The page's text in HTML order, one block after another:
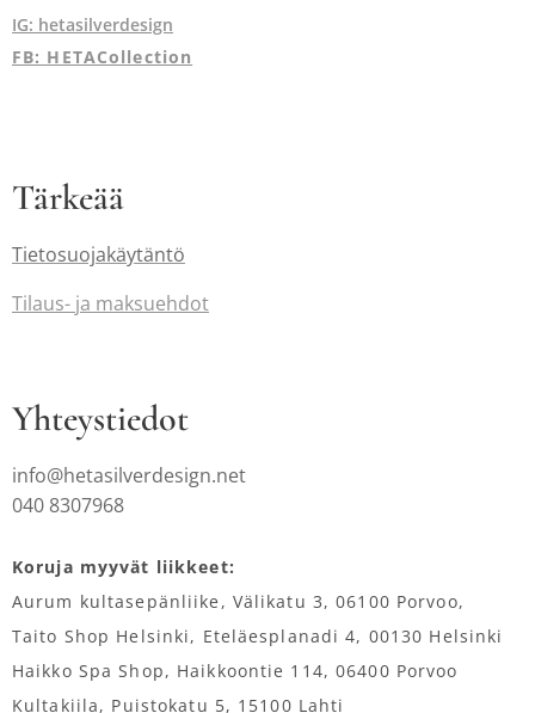
IG: hetasilverdesign
FB: HETACollection
Tärkeää
Tietosuojakäytäntö
Tilaus- ja maksuehdot
Yhteystiedot
info@hetasilverdesign.net
040 8307968
Koruja myyvät liikkeet:
Aurum kultasepänliike, Välikatu 3, 06100 Porvoo,
Taito Shop Helsinki, Eteläesplanadi 4, 00130 Helsinki
Haikko Spa Shop, Haikkoontie 114, 06400 Porvoo
Kultakiila, Puistokatu 5, 15100 Lahti